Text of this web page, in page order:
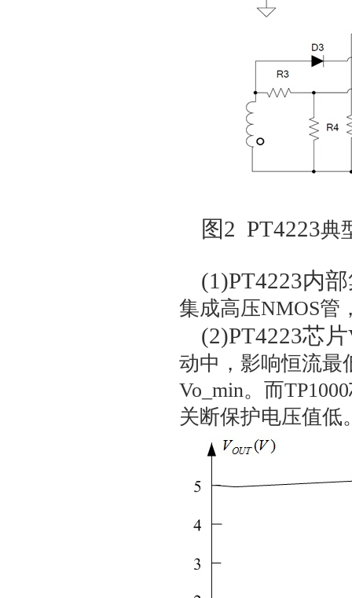
图2 PT4223典
(1)PT4223内
集成高压NMOS管
(2)PT4223芯片
动中，影响恒流最
Vo_min。而TP1000
关断保护电压值低